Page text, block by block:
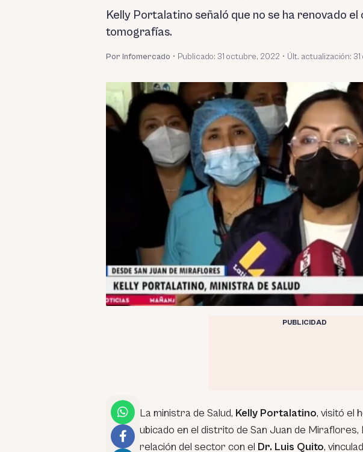
Kelly Portalatino señaló que no se ha renovado
tomografías.
Por Infomercado • Publicado: 31 octubre, 2022 • Últ. actualización:
PUBLICIDAD
La ministra de Salud, Kelly Portalatino, visitó el
ubicado en el distrito de San Juan de Miraflores,
relación del sector con el Dr. Luis Quito,